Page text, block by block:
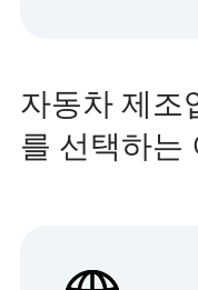
자동차 제조
를 선택하는